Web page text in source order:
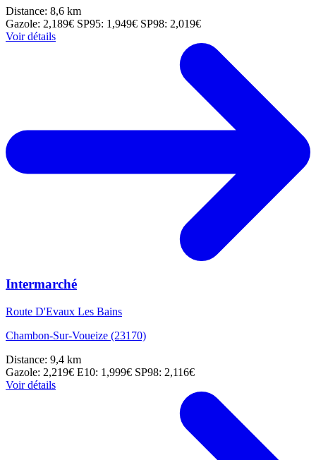
Distance: 8,6 km
Gazole: 2,189€ SP95: 1,949€ SP98: 2,019€
Voir détails
Intermarché
Route D'Evaux Les Bains
Chambon-Sur-Voueize (23170)
Distance: 9,4 km
Gazole: 2,219€ E10: 1,999€ SP98: 2,116€
Voir détails